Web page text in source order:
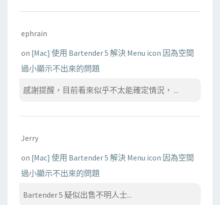
ephrain
on [Mac] 使用 Bartender 5 解決 Menu icon 因為空間
過小顯示不出來的問題
感謝提醒，目前看來似乎不太能確定情況， ...
Jerry
on [Mac] 使用 Bartender 5 解決 Menu icon 因為空間
過小顯示不出來的問題
Bartender 5 疑似出售不明人士...